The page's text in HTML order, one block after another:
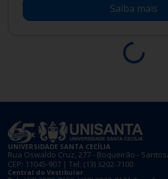
Saiba mais